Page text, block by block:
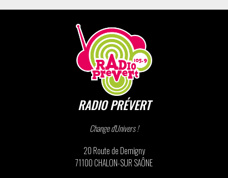
RADIO PRÉVERT
Change d'Univers !
20 Route de Demigny
71100 CHALON-SUR SAÔNE